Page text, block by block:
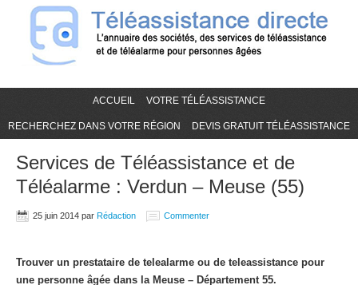
ACCUEIL VOTRE TÉLÉASSISTANCE
RECHERCHEZ DANS VOTRE RÉGION DEVIS GRATUIT TÉLÉASSISTANCE
Services de Téléassistance et de
Téléalarme : Verdun – Meuse (55)
25 juin 2014 par Rédaction Commenter
Trouver un prestataire de telealarme ou de teleassistance pour
une personne âgée dans la Meuse – Département 55.